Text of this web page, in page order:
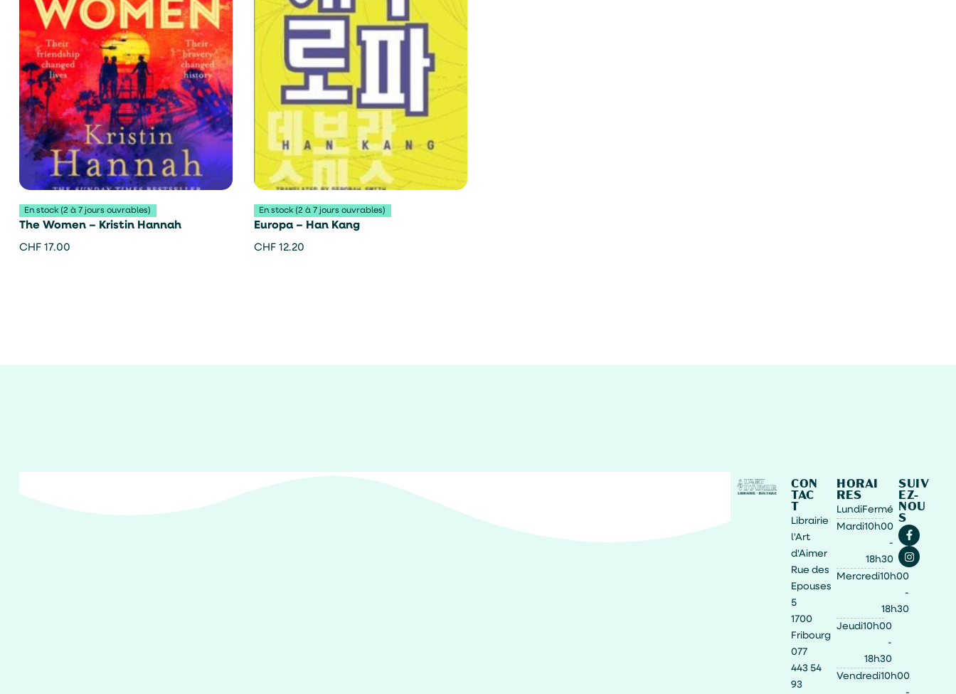
En stock (2 à 7 jours ouvrables)
The Women – Kristin Hannah
CHF 17.00
En stock (2 à 7 jours ouvrables)
Europa – Han Kang
CHF 12.20
CON
TAC
T
Librairie
l'Art
d'Aimer
Rue des
Epouses
5
1700
Fribourg
077
443 54
93
HORAI
RES
LundiFermé
Mardi10h00
-
18h30
Mercredi10h00
-
18h30
Jeudi10h00
-
18h30
Vendredi10h00
SUIV
EZ-
NOU
S